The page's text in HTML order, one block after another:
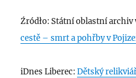
Źródło: Státní oblastní
cestě – smrt a pohřby v
iDnes Liberec:Dětský